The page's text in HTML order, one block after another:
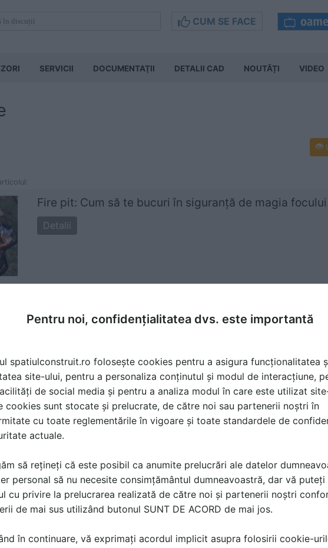
CUM SE FACE
SERVICII DOCUMENTAŢII DETALII CAD NOUTĂȚI VIDEO
Fire pit: Cum să te bucuri în siguranță de magia
Detalii
vă interesează un fire pit / fire table, ne puteti contacta cu incredere.
ajutorul unor arzatoare cu gaz, astfel se evita fumul, cenusa si mirosul
nu sunt facute in serie, de aceea ne este foarte usor sa le
client. Va asteptam pe www.f-tab.eu sau pe facebook F-Tab.
vă produsele și serviciile pe SpatiulConstruit.ro!
Pentru noi, confidențialitatea dvs. este importantă
spatiulconstruit.ro folosește cookies pentru a asigura funcționalitatea
site-ului, pentru a personaliza conținutul și modul de interacțiune,
de social media și pentru a analiza modul în care este utilizat
cookies sunt stocate și prelucrate, de către noi sau partenerii noștri în
cu toate reglementările în vigoare și toate standardele de
actuale.
să rețineți că este posibil ca anumite prelucrări ale datelor
personal să nu necesite consimțământul dumneavoastră, dar vă puteți
cu privire la prelucrarea realizată de către noi și partenerii noștri
de mai sus utilizând butonul SUNT DE ACORD de mai jos.
în continuare, vă exprimați acordul implicit asupra folosirii cookie-